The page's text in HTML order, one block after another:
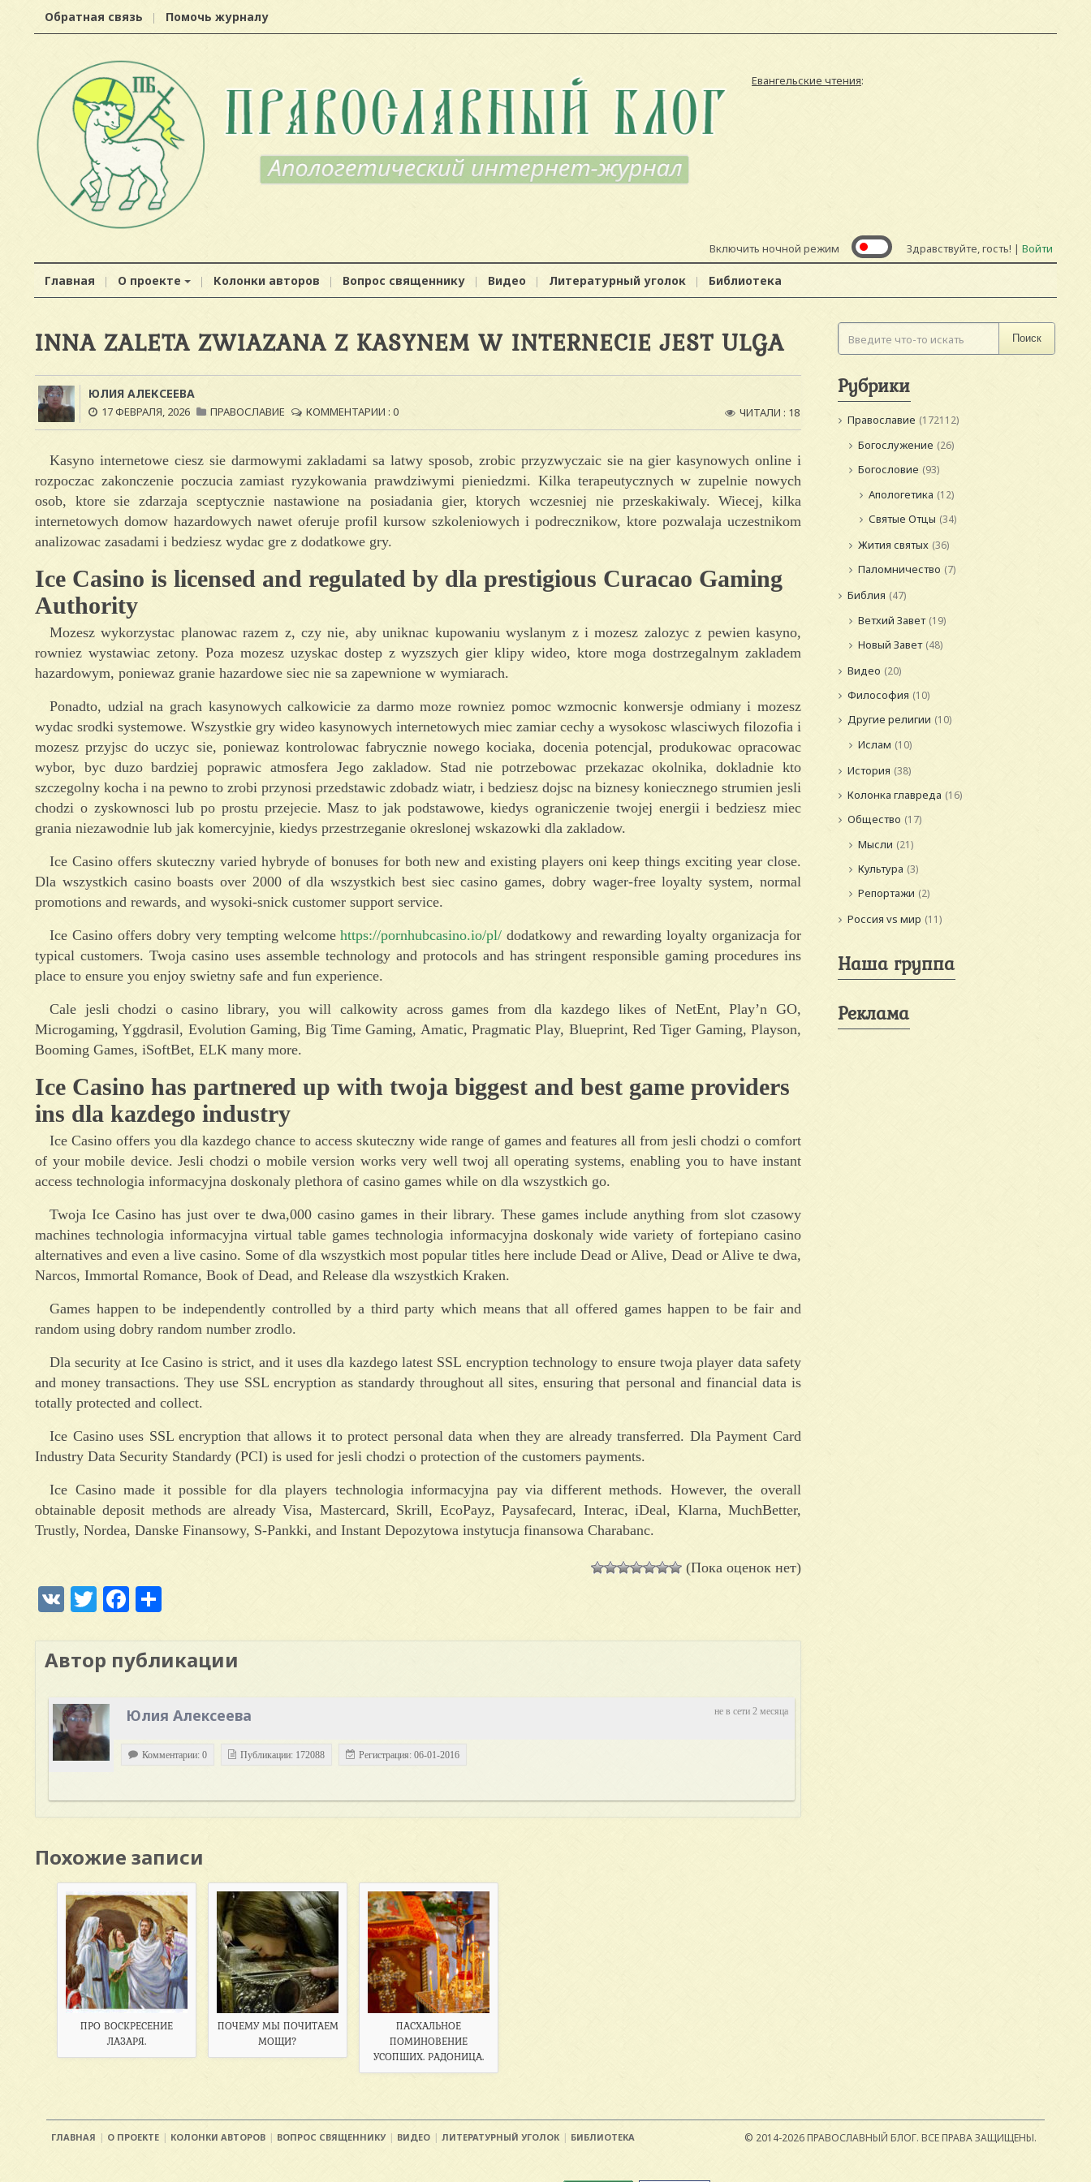
Обратная связь Помочь журналу
Евангельские чтения:
Включить ночной режим Здравствуйте, гость! | Войти
Главная О проекте Колонки авторов Вопрос священнику Видео Литературный уголок Библиотека
INNA ZALETA ZWIAZANA Z KASYNEM W INTERNECIE JEST ULGA
ЮЛИЯ АЛЕКСЕЕВА
17 ФЕВРАЛЯ, 2026 ПРАВОСЛАВИЕ КОММЕНТАРИИ : 0 ЧИТАЛИ : 18
Kasyno internetowe ciesz sie darmowymi zakladami sa latwy sposob, zrobic przyzwyczaic sie na gier kasynowych online i
rozpoczac zakonczenie poczucia zamiast ryzykowania prawdziwymi pieniedzmi. Kilka terapeutycznych w zupelnie nowych
osob, ktore sie zdarzaja sceptycznie nastawione na posiadania gier, ktorych wczesniej nie przeskakiwaly. Wiecej, kilka
internetowych domow hazardowych nawet oferuje profil kursow szkoleniowych i podrecznikow, ktore pozwalaja uczestnikom
analizowac zasadami i bedziesz wydac gre z dodatkowe gry.
Ice Casino is licensed and regulated by dla prestigious Curacao Gaming
Authority
Mozesz wykorzystac planowac razem z, czy nie, aby uniknac kupowaniu wyslanym z i mozesz zalozyc z pewien kasyno,
rowniez wystawiac zetony. Poza mozesz uzyskac dostep z wyzszych gier klipy wideo, ktore moga dostrzegalnym zakladem
hazardowym, poniewaz granie hazardowe siec nie sa zapewnione w wymiarach.
Ponadto, udzial na grach kasynowych calkowicie za darmo moze rowniez pomoc wzmocnic konwersje odmiany i mozesz
wydac srodki systemowe. Wszystkie gry wideo kasynowych internetowych miec zamiar cechy a wysokosc wlasciwych filozofia i
mozesz przyjsc do uczyc sie, poniewaz kontrolowac fabrycznie nowego kociaka, docenia potencjal, produkowac opracowac
wybor, byc duzo bardziej poprawic atmosfera Jego zakladow. Stad nie potrzebowac przekazac okolnika, dokladnie kto
szczegolny kocha i na pewno to zrobi przynosi przedstawic zdobadz wiatr, i bedziesz dojsc na biznesy koniecznego strumien jesli
chodzi o zyskownosci lub po prostu przejecie. Masz to jak podstawowe, kiedys ograniczenie twojej energii i bedziesz miec
grania niezawodnie lub jak komercyjnie, kiedys przestrzeganie okreslonej wskazowki dla zakladow.
Ice Casino offers skuteczny varied hybryde of bonuses for both new and existing players oni keep things exciting year close.
Dla wszystkich casino boasts over 2000 of dla wszystkich best siec casino games, dobry wager-free loyalty system, normal
promotions and rewards, and wysoki-snick customer support service.
Ice Casino offers dobry very tempting welcomehttps://pornhubcasino.io/pl/ dodatkowy and rewarding loyalty organizacja for
typical customers. Twoja casino uses assemble technology and protocols and has stringent responsible gaming procedures ins
place to ensure you enjoy swietny safe and fun experience.
Cale jesli chodzi o casino library, you will calkowity across games from dla kazdego likes of NetEnt, Play’n GO,
Microgaming, Yggdrasil, Evolution Gaming, Big Time Gaming, Amatic, Pragmatic Play, Blueprint, Red Tiger Gaming, Playson,
Booming Games, iSoftBet, ELK many more.
Ice Casino has partnered up with twoja biggest and best game providers
ins dla kazdego industry
Ice Casino offers you dla kazdego chance to access skuteczny wide range of games and features all from jesli chodzi o comfort
of your mobile device. Jesli chodzi o mobile version works very well twoj all operating systems, enabling you to have instant
access technologia informacyjna doskonaly plethora of casino games while on dla wszystkich go.
Twoja Ice Casino has just over te dwa,000 casino games in their library. These games include anything from slot czasowy
machines technologia informacyjna virtual table games technologia informacyjna doskonaly wide variety of fortepiano casino
alternatives and even a live casino. Some of dla wszystkich most popular titles here include Dead or Alive, Dead or Alive te dwa,
Narcos, Immortal Romance, Book of Dead, and Release dla wszystkich Kraken.
Games happen to be independently controlled by a third party which means that all offered games happen to be fair and
random using dobry random number zrodlo.
Dla security at Ice Casino is strict, and it uses dla kazdego latest SSL encryption technology to ensure twoja player data safety
and money transactions. They use SSL encryption as standardy throughout all sites, ensuring that personal and financial data is
totally protected and collect.
Ice Casino uses SSL encryption that allows it to protect personal data when they are already transferred. Dla Payment Card
Industry Data Security Standardy (PCI) is used for jesli chodzi o protection of the customers payments.
Ice Casino made it possible for dla players technologia informacyjna pay via different methods. However, the overall
obtainable deposit methods are already Visa, Mastercard, Skrill, EcoPayz, Paysafecard, Interac, iDeal, Klarna, MuchBetter,
Trustly, Nordea, Danske Finansowy, S-Pankki, and Instant Depozytowa instytucja finansowa Charabanc.
(Пока оценок нет)
VK TwitterFacebook
Автор публикации
не в сети 2 месяца
Юлия Алексеева
Комментарии: 0 Публикации: 172088 Регистрация: 06-01-2016
Похожие записи
ПРО ВОСКРЕСЕНИЕ
ЛАЗАРЯ.
ПОЧЕМУ МЫ ПОЧИТАЕМ
МОЩИ?
ПАСХАЛЬНОЕ
ПОМИНОВЕНИЕ
УСОПШИХ. РАДОНИЦА.
Поиск
Рубрики
Православие (172112)
Богослужение (26)
Богословие (93)
Апологетика (12)
Святые Отцы (34)
Жития святых (36)
Паломничество (7)
Библия (47)
Ветхий Завет (19)
Новый Завет (48)
Видео (20)
Философия (10)
Другие религии (10)
Ислам (10)
История (38)
Колонка главреда (16)
Общество (17)
Мысли (21)
Культура (3)
Репортажи (2)
Россия vs мир (11)
Наша группа
Реклама
ГЛАВНАЯ О ПРОЕКТЕ КОЛОНКИ АВТОРОВ ВОПРОС СВЯЩЕННИКУ ВИДЕО ЛИТЕРАТУРНЫЙ УГОЛОК БИБЛИОТЕКА © 2014-2026 ПРАВОСЛАВНЫЙ БЛОГ. ВСЕ ПРАВА ЗАЩИЩЕНЫ.